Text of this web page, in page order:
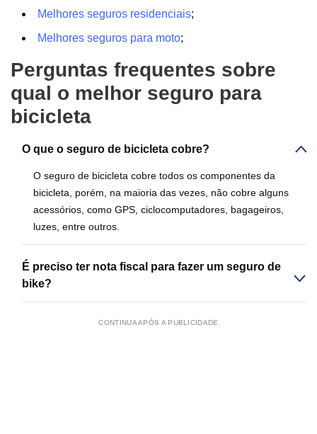
Melhores seguros residenciais;
Melhores seguros para moto;
Perguntas frequentes sobre
qual o melhor seguro para
bicicleta
O que o seguro de bicicleta cobre?
O seguro de bicicleta cobre todos os componentes da
bicicleta, porém, na maioria das vezes, não cobre alguns
acessórios, como GPS, ciclocomputadores, bagageiros,
luzes, entre outros.
É preciso ter nota fiscal para fazer um seguro de
bike?
CONTINUA APÓS A PUBLICIDADE